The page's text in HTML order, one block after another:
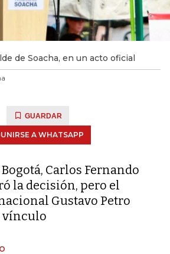
de Soacha, en un acto oficial
GUARDAR
UNIRSE A WHATSAPP
Carlos Fernando
la decisión, pero el
Gustavo Petro
vínculo